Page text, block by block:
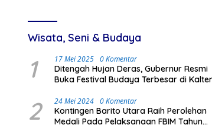
Wisata, Seni & Budaya
1 17 Mei 2025 0 Komentar
Ditengah Hujan Deras, Gubernur Resmi
Buka Festival Budaya Terbesar di
2 24 Mei 2024 0 Komentar
Kontingen Barito Utara Raih Perolehan
Medali Pada Pelaksanaan FBIM Tahun